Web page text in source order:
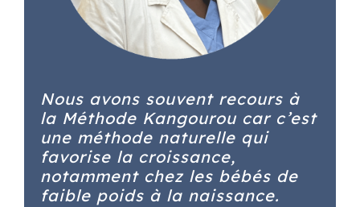
Nous avons souventrecours à
la Méthode Kangourou car c’est
une méthode naturelle qui
favorise la croissance,
notamment chez les bébés de
faible poids à la naissance.